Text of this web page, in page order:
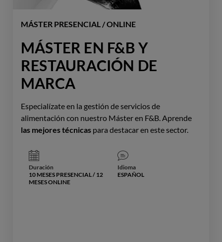
MÁSTER PRESENCIAL / ONLINE
MÁSTER EN F&B Y
RESTAURACIÓN DE
MARCA
Especialízate en la gestión de servicios de
alimentación con nuestro Máster en F&B. Aprende
las mejores técnicas para destacar en este sector.
Duración
10 MESES PRESENCIAL / 12
MESES ONLINE
Idioma
ESPAÑOL